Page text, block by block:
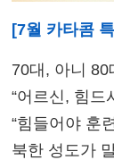
[7월 카타콤
70대, 아니
“어르신, 힘드
“힘들어야 훈
북한 성도가